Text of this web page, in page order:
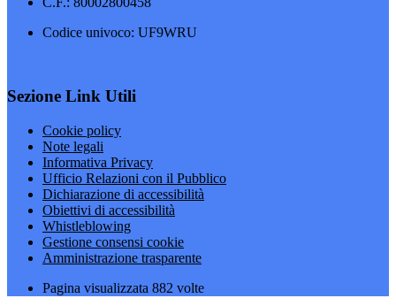
Codice univoco: UF9WRU
Sezione Link Utili
Cookie policy
Note legali
Informativa Privacy
Ufficio Relazioni con il Pubblico
Dichiarazione di accessibilità
Obiettivi di accessibilità
Whistleblowing
Gestione consensi cookie
Amministrazione trasparente
Pagina visualizzata 882 volte